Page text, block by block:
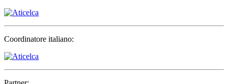
Coordinatore italiano: